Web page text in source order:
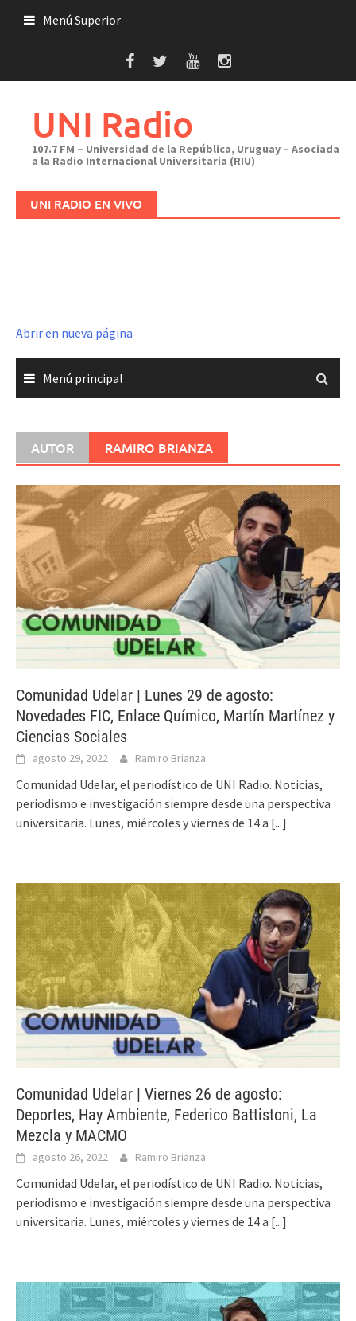
Menú Superior
UNI Radio
107.7 FM – Universidad de la República, Uruguay – Asociada
a la Radio Internacional Universitaria (RIU)
UNI RADIO EN VIVO
Abrir en nueva página
Menú principal
AUTOR RAMIRO BRIANZA
Comunidad Udelar | Lunes 29 de agosto:
Novedades FIC, Enlace Químico, Martín Martínez y
Ciencias Sociales
agosto 29, 2022 Ramiro Brianza
Comunidad Udelar, el periodístico de UNI Radio. Noticias,
periodismo e investigación siempre desde una perspectiva
universitaria. Lunes, miércoles y viernes de 14 a [...]
Comunidad Udelar | Viernes 26 de agosto:
Deportes, Hay Ambiente, Federico Battistoni, La
Mezcla y MACMO
agosto 26, 2022 Ramiro Brianza
Comunidad Udelar, el periodístico de UNI Radio. Noticias,
periodismo e investigación siempre desde una perspectiva
universitaria. Lunes, miércoles y viernes de 14 a [...]